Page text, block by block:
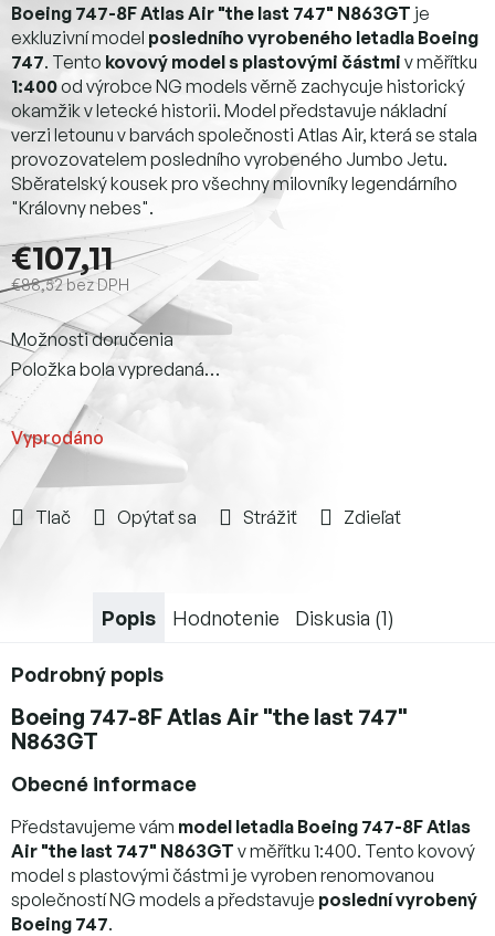
€107,11
€88,52 bez DPH
Jednotková
cena:
Vyprodáno
Možnosti doručenia
Položka bola vypredaná…
Boeing 747-8F Atlas Air "the last 747" N863GT je
exkluzivní model posledního vyrobeného letadla Boeing
747. Tento kovový model s plastovými částmi v měřítku
1:400od výrobce NG models věrně zachycuje historický
okamžik v letecké historii. Model představuje nákladní
verzi letounu v barvách společnosti Atlas Air, která se stala
provozovatelem posledního vyrobeného Jumbo Jetu.
Sběratelský kousek pro všechny milovníky legendárního
"Královny nebes".
Tlač Opýtať sa Strážiť Zdieľať
Popis Hodnotenie Diskusia (1)
Podrobný popis
Boeing 747-8F Atlas Air "the last 747"
N863GT
Obecné informace
Představujeme vám model letadla Boeing 747-8F Atlas
Air "the last 747" N863GT v měřítku 1:400. Tento kovový
model s plastovými částmi je vyroben renomovanou
společností NG models a představuje poslední vyrobený
Boeing 747.